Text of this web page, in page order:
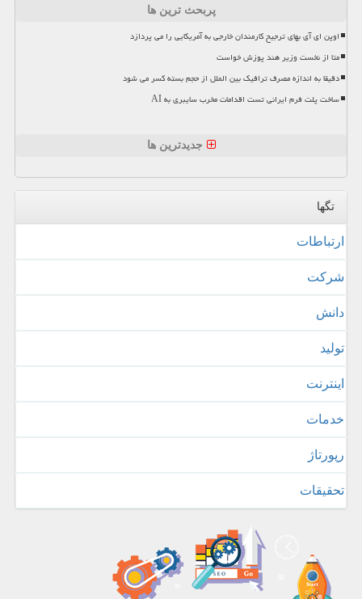
پربحث ترین ها
اوپن ای آی بهای ترجیح کارمندان خارجی به آمریکایی را می پردازد
متا از نخست وزیر هند پوزش خواست
دقیقا به اندازه مصرف ترافیک بین الملل از حجم بسته کسر می شود
ساخت پلت فرم ایرانی تست اقدامات مخرب سایبری به AI
جدیدترین ها
تگها
ارتباطات
شركت
دانش
تولید
اینترنت
خدمات
رپورتاژ
تحقیقات